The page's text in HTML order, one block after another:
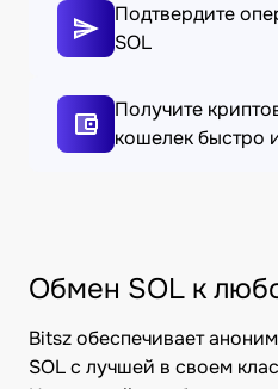
Подтвердите
SOL
Получите
кошелек быстро
Обмен SOL к
Bitsz обеспечивает
SOL с лучшей в своем